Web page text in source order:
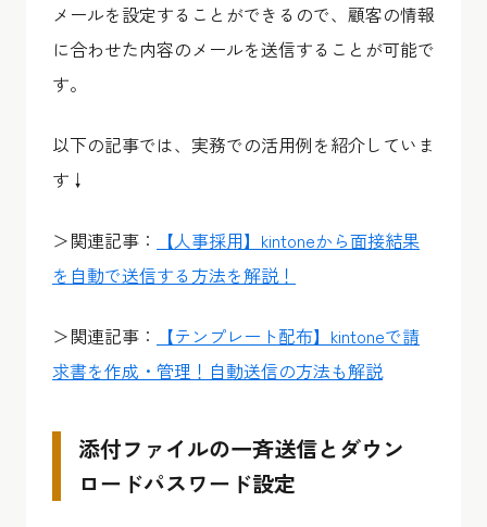
メールを設定することができるので、顧客の情報
に合わせた内容のメールを送信することが可能で
す。
以下の記事では、実務での活用例を紹介していま
す↓
＞関連記事：
【人事採用】kintoneから面接結果
を自動で送信する方法を解説！
＞関連記事：
【テンプレート配布】kintoneで請
求書を作成・管理！自動送信の方法も解説
添付ファイルの一斉送信とダウン
ロードパスワード設定